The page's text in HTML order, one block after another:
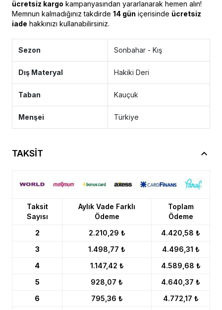
ücretsiz kargo kampanyasından yararlanarak hemen alın!
Memnun kalmadığınız takdirde 14 gün içerisinde ücretsiz
iade hakkınızı kullanabilirsiniz.
Sezon Sonbahar - Kış
Dış Materyal Hakiki Deri
Taban Kauçuk
Menşei Türkiye
TAKSİT
Taksit
Sayısı
Aylık Vade Farklı
Ödeme
Toplam
Ödeme
2
2.210,29 ₺
4.420,58 ₺
3
1.498,77 ₺
4.496,31 ₺
4
1.147,42 ₺
4.589,68 ₺
5
928,07 ₺
4.640,37 ₺
6
795,36 ₺
4.772,17 ₺